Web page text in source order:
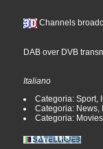
Channels
DAB over DVB
Italiano
Categoria: Sport,
Categoria: News,
Categoria: